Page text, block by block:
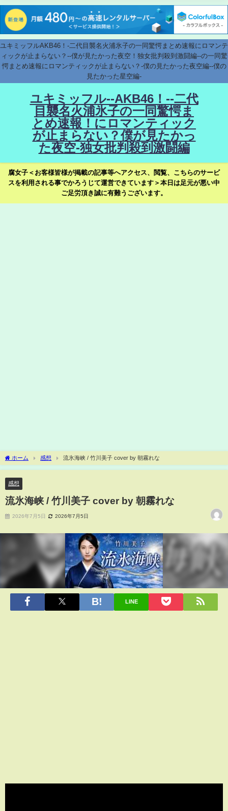
ユキミッフルAKB46！-二代目襲名火浦氷子の一同驚愕まとめ速報にロマンテ
ィックが止まらない？--僕が見たかった夜空！独女批判殺到激闘編--の一同驚
愕まとめ速報にロマンティックが止まらない？-僕の見たかった夜空編--僕の
見たかった星空編-
ユキミッフル--AKB46！--二代
目襲名火浦氷子の一同驚愕ま
とめ速報！にロマンティック
が止まらない？僕が見たかっ
た夜空-独女批判殺到激闘編
腐女子＜お客様皆様が掲載の記事等へアクセス、閲覧、こちらのサービ
スを利用される事でかろうじて運営できています＞本日は足元が悪い中
ご足労頂き誠に有難うございます。
ホーム 感想 流氷海峡 / 竹川美子 cover by 朝霧れな
感想
流氷海峡 / 竹川美子 cover by 朝霧れな
2026年7月5日 2026年7月5日
LINE